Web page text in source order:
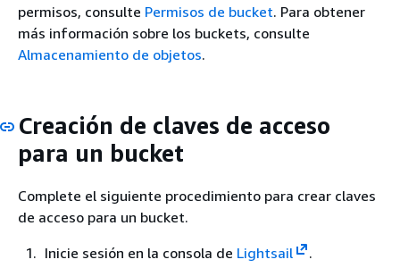
permisos, consulte Permisos de bucket. Para obtener
más información sobre los buckets, consulte
Almacenamiento de objetos.
Creación de claves de acceso
para un bucket
Complete el siguiente procedimiento para crear claves
de acceso para un bucket.
Inicie sesión en la consola de Lightsail
.